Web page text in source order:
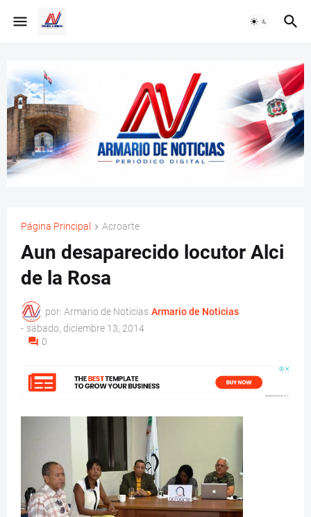
Página Principal Acroarte
Aun desaparecido locutor Alci
de la Rosa
por: Armario de Noticias Armario de Noticias
- sábado, diciembre 13, 2014
0